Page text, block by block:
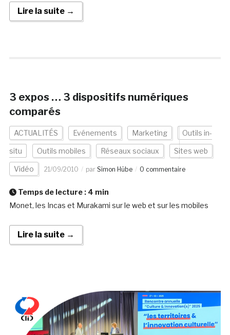
Lire la suite →
3 expos … 3 dispositifs numériques
comparés
ACTUALITÉS Evénements Marketing Outils in-
situ Outils mobiles Réseaux sociaux Sites web
Vidéo 21/09/2010 par Simon Hübe 0 commentaire
Temps de lecture : 4 min
Monet, les Incas et Murakami sur le web et sur les mobiles
Lire la suite →